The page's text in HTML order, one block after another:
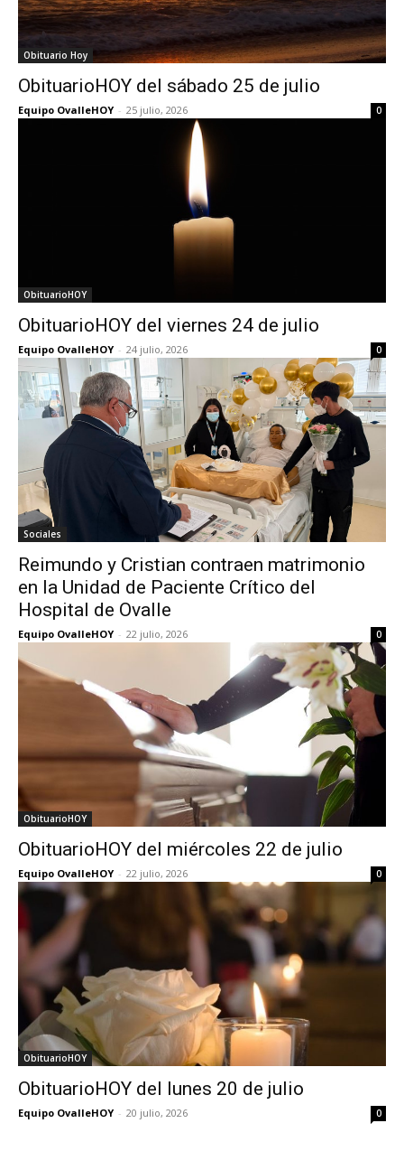
Obituario Hoy
ObituarioHOY del sábado 25 de julio
Equipo OvalleHOY - 25 julio, 2026 0
ObituarioHOY
ObituarioHOY del viernes 24 de julio
Equipo OvalleHOY - 24 julio, 2026 0
Sociales
Reimundo y Cristian contraen matrimonio
en la Unidad de Paciente Crítico del
Hospital de Ovalle
Equipo OvalleHOY - 22 julio, 2026 0
ObituarioHOY
ObituarioHOY del miércoles 22 de julio
Equipo OvalleHOY - 22 julio, 2026 0
ObituarioHOY
ObituarioHOY del lunes 20 de julio
Equipo OvalleHOY - 20 julio, 2026 0